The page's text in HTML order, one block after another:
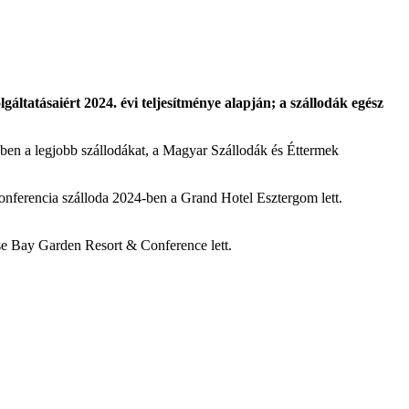
2024. évi teljesítménye alapján; a szállodák egész
a legjobb szállodákat, a Magyar Szállodák és Éttermek
szálloda 2024-ben a Grand Hotel Esztergom lett.
Bay Garden Resort & Conference lett.